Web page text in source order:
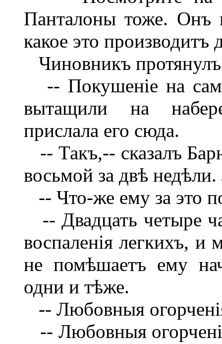
Панталоны тоже. Онъ
какое это производитъ
Чиновникъ
-- Покушеніе на
вытащили на
прислала его сюда.
-- Такъ,-- сказалъ
восьмой за двѣ
-- Что-же ему за это
-- Двадцать четыре
воспаленія легкихъ,
не помѣшаетъ ему
одни и тѣже.
-- Любовныя
-- Любовныя